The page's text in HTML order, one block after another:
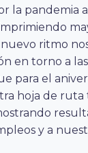
la pandemia
nuevo ritmo
en torno a
para el
hoja de ruta
y a